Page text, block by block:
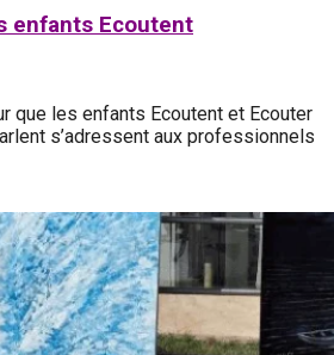
enfants Ecoutent
que les enfants Ecoutent et Ecouter
s’adressent aux professionnels